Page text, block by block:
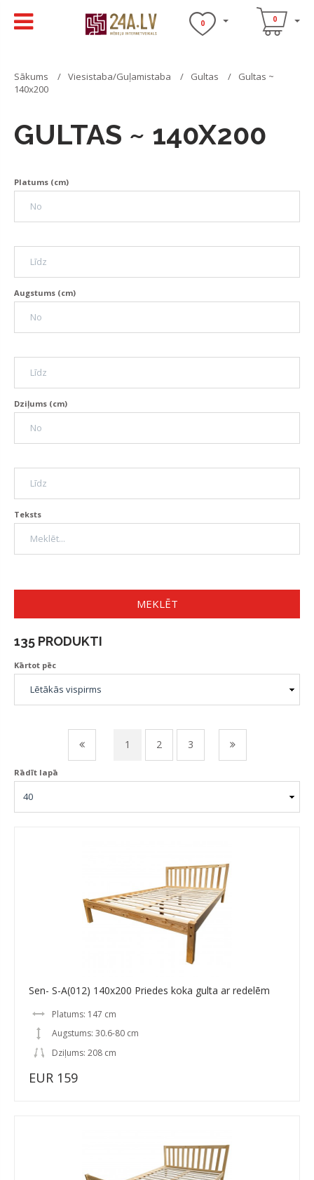
0 0
Sākums Viesistaba/Guļamistaba Gultas
Gultas ~
140x200
GULTAS ~ 140X200
Platums (cm)
Augstums (cm)
Dziļums (cm)
Teksts
MEKLĒT
135 PRODUKTI
Kārtot pēc
1 2 3
Rādīt lapā
Sen- S-A(012) 140x200 Priedes koka gulta ar redelēm
Platums: 147 cm
Augstums: 30.6-80 cm
Dziļums: 208 cm
EUR 159